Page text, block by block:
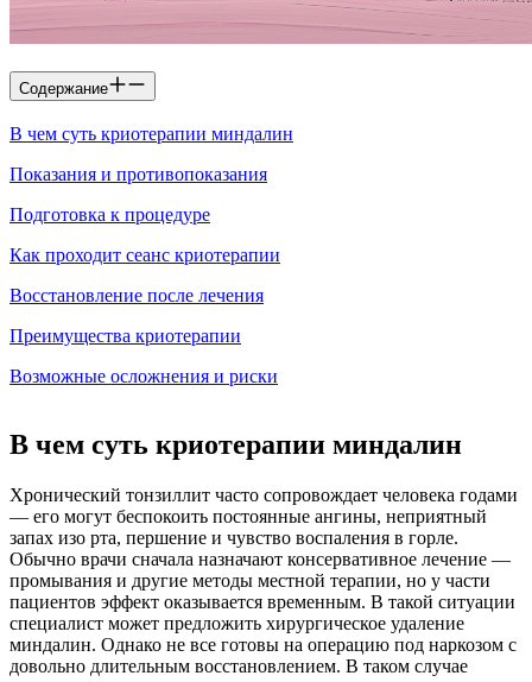
Содержание
В чем суть криотерапии миндалин
Показания и противопоказания
Подготовка к процедуре
Как проходит сеанс криотерапии
Восстановление после лечения
Преимущества криотерапии
Возможные осложнения и риски
В чем суть криотерапии миндалин
Хронический тонзиллит часто сопровождает человека годами
— его могут беспокоить постоянные ангины, неприятный
запах изо рта, першение и чувство воспаления в горле.
Обычно врачи сначала назначают консервативное лечение —
промывания и другие методы местной терапии, но у части
пациентов эффект оказывается временным. В такой ситуации
специалист может предложить хирургическое удаление
миндалин. Однако не все готовы на операцию под наркозом с
довольно длительным восстановлением. В таком случае